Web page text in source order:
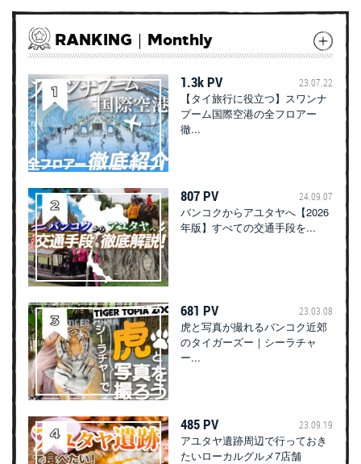
RANKING｜Monthly
1.3k PV 23.07.22
【タイ旅行に役立つ】スワンナ
プーム国際空港の全フロアー
徹...
807 PV 24.09.07
バンコクからアユタヤへ【2026
年版】すべての交通手段を...
681 PV 23.03.08
虎と写真が撮れるバンコク近郊
のタイガーズー｜シーラチャ
ー...
485 PV 23.09.19
アユタヤ遺跡周辺で行っておき
たいローカルグルメ7店舗